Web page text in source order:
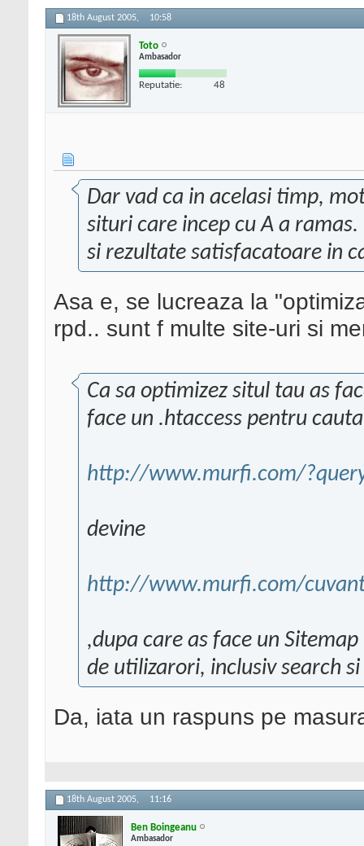
18th August 2005, 10:58
Toto
Ambasador
Reputatie: 48
Dar vad ca in acelasi timp,
situri care incep cu A a
si rezultate satisfacatoare in
Asa e, se lucreaza la
rpd.. sunt f multe site-uri si
Ca sa optimizez situl tau as
face un .htaccess pentru
http://www.murfi.com/
devine
http://www.murfi.com/
,dupa care as face un
de utilizarori, inclusiv search
Da, iata un raspuns pe
18th August 2005, 11:16
Ben Boingeanu
Ambasador